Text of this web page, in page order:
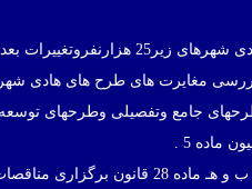
5. انجام امورمحوله دراجرای